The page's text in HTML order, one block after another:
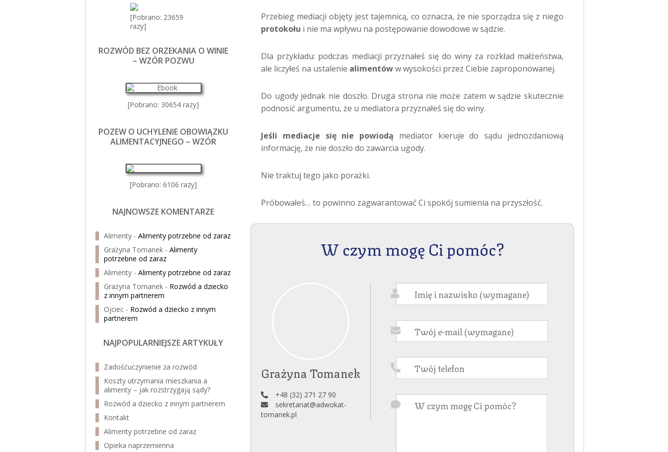
Przebieg mediacji objęty jest tajemnicą, co oznacza, że nie sporządza się z niego
protokołu i nie ma wpływu na postępowanie dowodowe w sądzie.
Dla przykładu: podczas mediacji przyznałeś się do winy za rozkład małżeństwa,
ale liczyłeś na ustalenie alimentóww wysokości przez Ciebie zaproponowanej.
Do ugody jednak nie doszło. Druga strona nie może zatem w sądzie skutecznie
podnosić argumentu, że u mediatora przyznałeś się do winy.
Jeśli mediacje się nie powiodą mediator kieruje do sądu jednozdaniową
informację, że nie doszło do zawarcia ugody.
Nie traktuj tego jako porażki.
Próbowałeś… to powinno zagwarantować Ci spokój sumienia na przyszłość.
W czym mogę Ci pomóc?
Grażyna Tomanek
+48 (32) 271 27 90
sekretariat@adwokat-
tomanek.pl
[Pobrano: 23659
razy]
ROZWÓD BEZ ORZEKANIA O WINIE
– WZÓR POZWU
[Pobrano: 30654 razy]
POZEW O UCHYLENIE OBOWIĄZKU
ALIMENTACYJNEGO – WZÓR
[Pobrano: 6106 razy]
NAJNOWSZE KOMENTARZE
Alimenty - Alimenty potrzebne od zaraz
Grażyna Tomanek - Alimenty
potrzebne od zaraz
Alimenty - Alimenty potrzebne od zaraz
Grażyna Tomanek - Rozwód a dziecko
z innym partnerem
Ojciec - Rozwód a dziecko z innym
partnerem
NAJPOPULARNIEJSZE ARTYKUŁY
Zadośćuczynienie za rozwód
Koszty utrzymania mieszkania a
alimenty – jak rozstrzygają sądy?
Rozwód a dziecko z innym partnerem
Kontakt
Alimenty potrzebne od zaraz
Opieka naprzemienna